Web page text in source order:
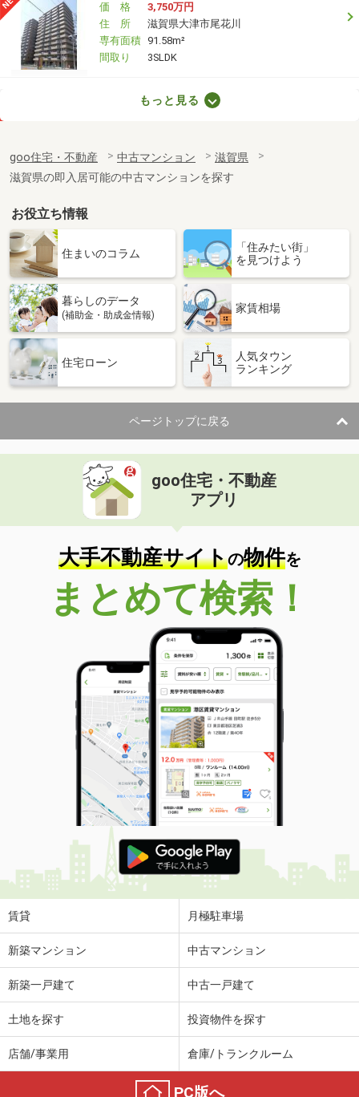
価 格
3,750万円
住 所
滋賀県大津市尾花川
専有面積 91.58m²
間取り
3SLDK
専有面積 56.25m²
間取り
ワンルーム
滋賀県大津市浜大津３丁目
価 格
1,980万円
滋賀県大津市浜大津３丁目
専有面積 86.31m²
間取り
滋賀県栗東市野尻
2,980万円
住 所
滋賀県栗東市野尻
専有面積 81.67m²
間取り
4LDK
滋賀県草津市南草津３
価 格
4,580万円
住 所
滋賀県草津市南草津３
専有面積 71.92m²
間取り
3LDK
滋賀県栗東市安養寺１丁目
価 格
2,600万円
滋賀県栗東市安養寺１丁目
92.83m²
間取り
4LDK
滋賀県栗東市綣３丁目
価 格
2,080万円
住 所
滋賀県栗東市綣３丁目
専有面積 67.86m²
間取り
3LDK
滋賀県栗東市綣３丁目
価 格
2,080万円
住 所
滋賀県栗東市綣３丁目
専有面積
滋賀県大津市京町４
5,380万円
滋賀県守山市今浜町
もっと見る
goo住宅・不動産 中古マンション
滋賀県
滋賀県の即入居可能の中古マンションを探す
お役立ち情報
住まいのコラム
「住みたい街」
を見つけよう
暮らしのデータ
(補助金・助成金情報)
家賃相場
住宅ローン
人気タウン
ランキング
ページトップに戻る
goo住宅・不動産
アプリ
大手不動産サイトの物件を
まとめて検索！
賃貸 月極駐車場
新築マンション 中古マンション
新築一戸建て 中古一戸建て
土地を探す 投資物件を探す
店舗/事業用 倉庫/トランクルーム
PC版へ